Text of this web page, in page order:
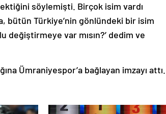
söylemişti. Birçok isim vardı
bütün Türkiye’nin gönlündeki bir isim
değiştirmeye var mısın?’ dedim ve
Ümraniyespor’a bağlayan imzayı attı.